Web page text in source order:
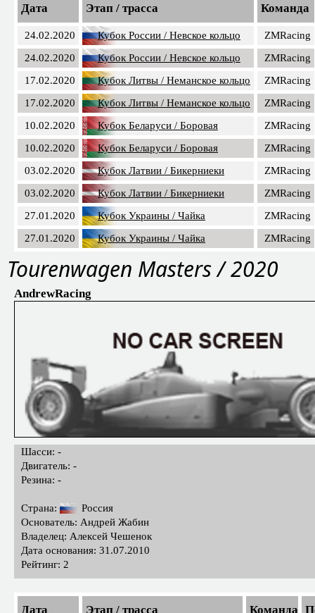
Дата Этап / трасса Команда
24.02.2020 Кубок России / Невское кольцо
ZMRacing
24.02.2020
Кубок России / Невское кольцо
ZMRacing
17.02.2020
Кубок Литвы / Неманское кольцо
ZMRacing
17.02.2020
Кубок Литвы / Неманское кольцо
ZMRacing
10.02.2020
Кубок Беларуси / Боровая
ZMRacing
10.02.2020
Кубок Беларуси / Боровая
ZMRacing
03.02.2020
Кубок Латвии / Бикерниеки
ZMRacing
03.02.2020
Кубок Латвии / Бикерниеки
ZMRacing
27.01.2020
Кубок Украины / Чайка
ZMRacing
27.01.2020
Кубок Украины / Чайка ZMRacing
Tourenwagen Masters / 2020
AndrewRacing
Шасси: -
Двигатель: -
Резина: -
Страна:
Россия
Основатель: Андрей Жабин
Владелец: Алексей Чешенок
Дата основания: 31.07.2010
Рейтинг: 2
Дата Этап / трасса Команда